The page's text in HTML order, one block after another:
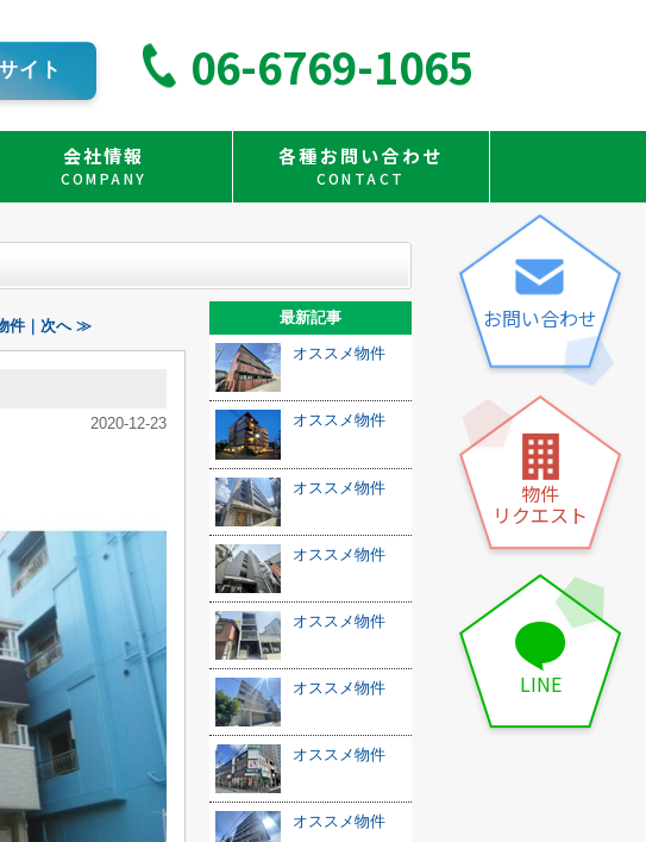
イト 06-6769-1065
会社情報
COMPANY
各種お問い合わせ
CONTACT
件｜次へ ≫
2020-12-23
最新記事
オススメ物件
オススメ物件
オススメ物件
オススメ物件
オススメ物件
オススメ物件
オススメ物件
オススメ物件
お問い合わせ
物件
リクエスト
LINE